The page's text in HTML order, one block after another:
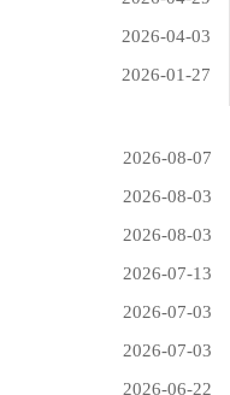
2026-04-03
2026-01-27
2026-08-07
2026-08-03
2026-08-03
2026-07-13
2026-07-03
2026-07-03
2026-06-22